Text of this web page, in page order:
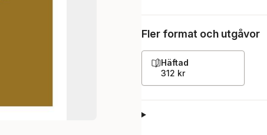
Fler format och utgåvor
Häftad
312 kr